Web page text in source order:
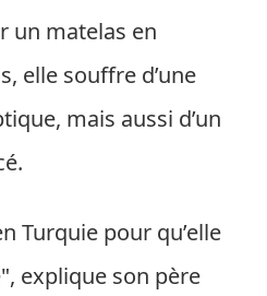
un matelas en
elle souffre d’une
mais aussi d’un
Turquie pour qu’elle
explique son père